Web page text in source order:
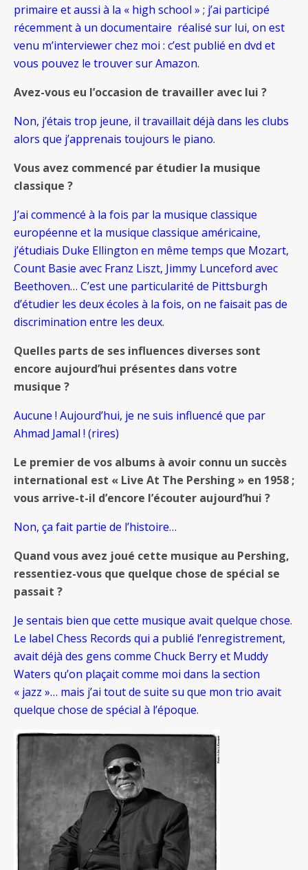
primaire et aussi à la « high school » ; j’ai participé
récemment à un documentaire réalisé sur lui, on est
venu m’interviewer chez moi : c’est publié en dvd et
vous pouvez le trouver sur Amazon.
Avez-vous eu l’occasion de travailler avec lui ?
Non, j’étais trop jeune, il travaillait déjà dans les clubs
alors que j’apprenais toujours le piano.
Vous avez commencé par étudier la musique
classique ?
J’ai commencé à la fois par la musique classique
européenne et la musique classique américaine,
j’étudiais Duke Ellington en même temps que Mozart,
Count Basie avec Franz Liszt, Jimmy Lunceford avec
Beethoven… C’est une particularité de Pittsburgh
d’étudier les deux écoles à la fois, on ne faisait pas de
discrimination entre les deux.
Quelles parts de ses influences diverses sont
encore aujourd’hui présentes dans votre
musique ?
Aucune ! Aujourd’hui, je ne suis influencé que par
Ahmad Jamal ! (rires)
Le premier de vos albums à avoir connu un succès
international est « Live At The Pershing » en 1958 ;
vous arrive-t-il d’encore l’écouter aujourd’hui ?
Non, ça fait partie de l’histoire…
Quand vous avez joué cette musique au Pershing,
ressentiez-vous que quelque chose de spécial se
passait ?
Je sentais bien que cette musique avait quelque chose.
Le label Chess Records qui a publié l’enregistrement,
avait déjà des gens comme Chuck Berry et Muddy
Waters qu’on plaçait comme moi dans la section
« jazz »… mais j’ai tout de suite su que mon trio avait
quelque chose de spécial à l’époque.